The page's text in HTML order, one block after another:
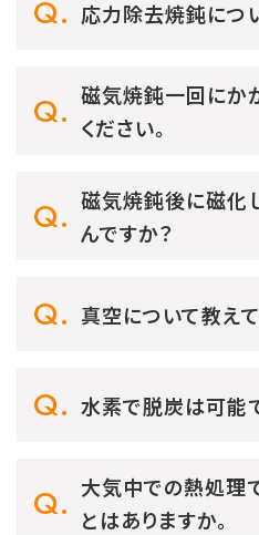
応力除去焼鈍につ
磁気焼鈍一回にか
ください。
磁気焼鈍後に磁化
んですか？
真空について教えて
水素で脱炭は可能
大気中での熱処理
とはありますか。